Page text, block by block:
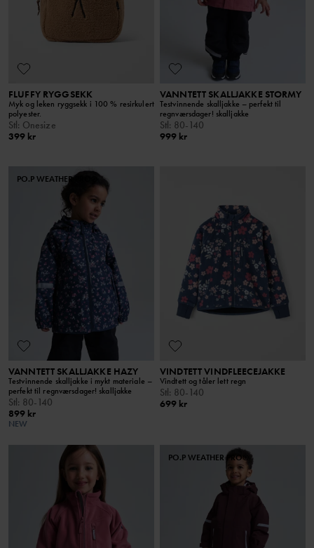
FLUFFY RYGGSEKK
Myk og leken ryggsekk i 100 % resirkulert
polyester.
Stl: Onesize
399 kr
VANNTETT SKALLJAKKE STORMY
Testvinnende skalljakke – perfekt til
regnværsdager! skalljakke
Stl: 80-140
999 kr
PO.P WEATHER PRO®
VANNTETT SKALLJAKKE HAZY
Testvinnende skalljakke i mykt materiale –
perfekt til regnværsdager! skalljakke
Stl: 80-140
899 kr
NEW
VINDTETT VINDFLEECEJAKKE
Vindtett og tåler lett regn
Stl: 80-140
699 kr
PO.P WEATHER PRO®